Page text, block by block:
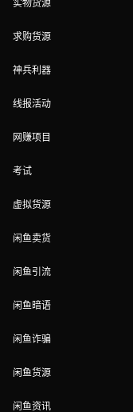
实物货源
求购货源
神兵利器
线报活动
网赚项目
考试
虚拟货源
闲鱼卖货
闲鱼引流
闲鱼暗语
闲鱼诈骗
闲鱼货源
闲鱼资讯